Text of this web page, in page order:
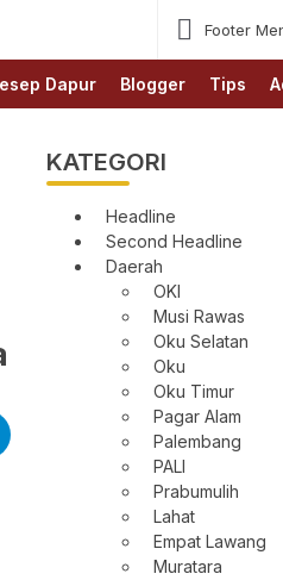
Footer
Dapur Blogger Tips
KATEGORI
Headline
Second Headline
Daerah
OKI
Musi Rawas
Oku Selatan
Oku
Oku Timur
Pagar Alam
Palembang
PALI
Prabumulih
Lahat
Empat Lawang
Muratara